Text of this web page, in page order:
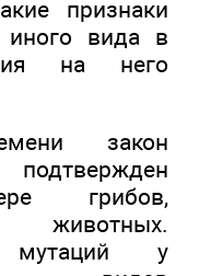
признаки
иного вида в
на него
закон
подтвержден
грибов,
животных.
мутаций у